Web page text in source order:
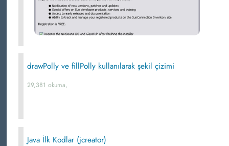
drawPolly ve fillPolly kullanılarak şekil çizimi
29,381 okuma,
Java İlk Kodlar (jcreator)